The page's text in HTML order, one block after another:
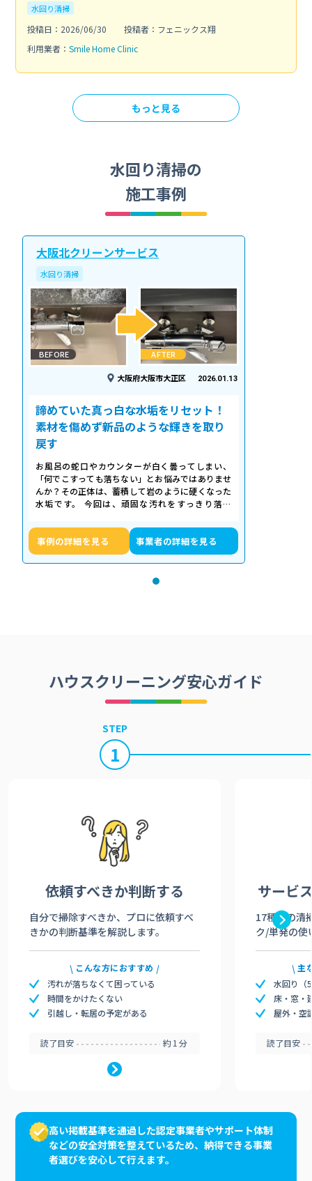
水回り清掃
投稿日：2026/06/30
投稿者：フェニックス翔
利用業者： Smile Home Clinic
もっと見る
水回り清掃の
施工事例
大阪北クリーンサービス
水回り清掃
BEFORE AFTER
大阪府大阪市大正区 2026.01.13
諦めていた真っ白な水垢をリセット！
素材を傷めず新品のような輝きを取り
戻す
お風呂の蛇口やカウンターが白く曇ってしまい、
「何でこすっても落ちない」とお悩みではありませ
んか？その正体は、蓄積して岩のように硬くなった
水垢です。 今回は、頑固な汚れをすっきり落と
事例の詳細を見る 事業者の詳細を見る
ハウスクリーニング安心ガイド
STEP
1
依頼すべきか判断する
自分で掃除すべきか、プロに依頼すべ
きかの判断基準を解説します。
こんな方におすすめ
汚れが落ちなくて困っている
時間をかけたくない
引越し・転居の予定がある
読了目安 約1分
サービ
17種類の清
ク/単発の使
主
水回り（
床・窓・
屋外・空
読了目安
高い掲載基準を通過した認定事業者やサポート体制
などの安全対策を整えているため、納得できる事業
者選びを安心して行えます。